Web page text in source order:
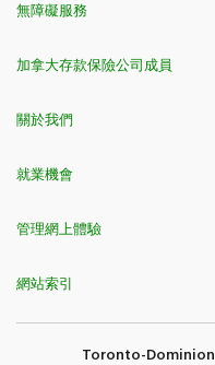
無障礙服務
加拿大存款保險公司成員
關於我們
就業機會
管理網上體驗
網站索引
Toronto-